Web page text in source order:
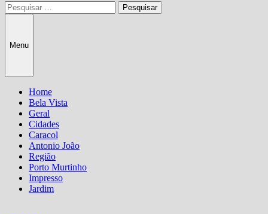
Pesquisar
por:
Menu
Home
Bela Vista
Geral
Cidades
Caracol
Antonio João
Região
Porto Murtinho
Impresso
Jardim